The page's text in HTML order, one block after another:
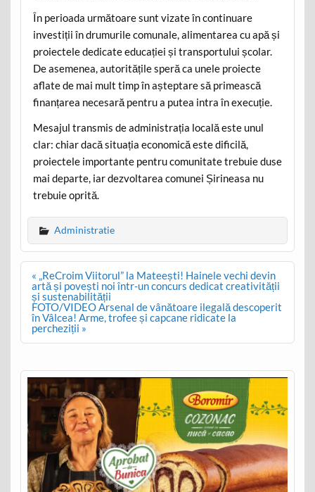
În perioada următoare sunt vizate în continuare
investiții în drumurile comunale, alimentarea cu apă și
proiectele dedicate educației și transportului școlar.
De asemenea, autoritățile speră ca unele proiecte
aflate de mai mult timp în așteptare să primească
finanțarea necesară pentru a putea intra în execuție.
Mesajul transmis de administrația locală este unul
clar: chiar dacă situația economică este dificilă,
proiectele importante pentru comunitate trebuie duse
mai departe, iar dezvoltarea comunei Șirineasa nu
trebuie oprită.
Administratie
Post
navigation
« „ReCroim Viitorul” la Mateești! Hainele vechi devin
artă și povești noi într-un concurs dedicat creativității
și sustenabilității
FOTO/VIDEO Arsenal de vânătoare ilegală descoperit
în Vâlcea! Arme, trofee și capcane ridicate la
percheziții »